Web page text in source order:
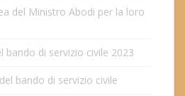
del Ministro Abodi per la loro
bando di servizio civile 2023
bando di servizio civile